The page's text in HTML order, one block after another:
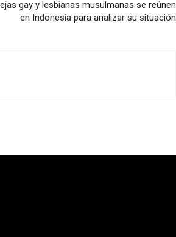
gay y lesbianas musulmanas se reúnen
en Indonesia para analizar su situación